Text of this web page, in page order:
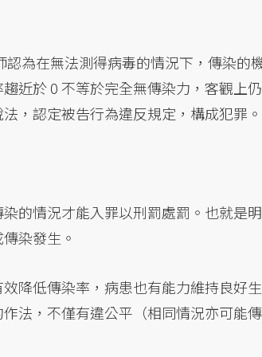
為在無法測得病毒的情況下，傳染的
近於 0 不等於完全無傳染力，客觀上仍
，認定被告行為違反規定，構成犯罪。
的情況才能入罪以刑罰處罰。也就是明
染發生。
降低傳染率，病患也有能力維持良好生
法，不僅有違公平（相同情況亦可能傳